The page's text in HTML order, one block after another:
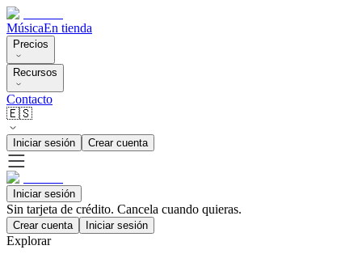
MúsicaEn tienda
Precios
Recursos
Contacto
🇪🇸
Iniciar sesión Crear cuenta
Iniciar sesión
Sin tarjeta de crédito. Cancela cuando quieras.
Crear cuenta Iniciar sesión
Explorar